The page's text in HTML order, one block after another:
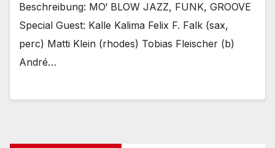
Beschreibung: MO‘ BLOW JAZZ, FUNK, GROOVE
Special Guest: Kalle Kalima Felix F. Falk (sax,
perc) Matti Klein (rhodes) Tobias Fleischer (b)
André…